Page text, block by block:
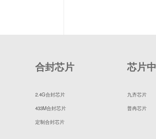
合封芯片
2.4G合封芯片
433M合封芯片
定制合封芯片
芯片
九齐芯片
普冉芯片